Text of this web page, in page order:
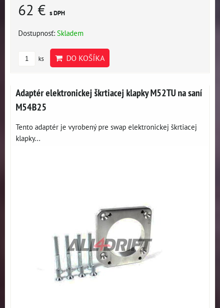
62 € s DPH
Dostupnosť: Skladem
ks DO KOŠÍKA
Adaptér elektronickej škrtiacej klapky M52TU na saní
M54B25
Tento adaptér je vyrobený pre swap elektronickej škrtiacej
klapky...